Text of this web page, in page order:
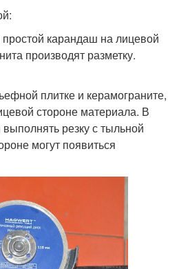
простой карандаш на лицевой
производят разметку.
плитке и керамограните,
стороне материала. В
резку с тыльной
могут появиться